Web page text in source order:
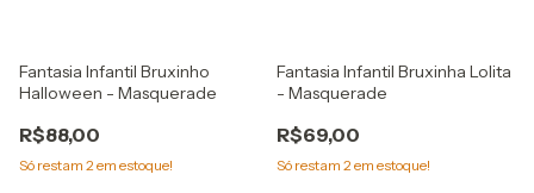
Fantasia Infantil Bruxinho
Halloween - Masquerade
R$88,00
Só restam 2em estoque!
Fantasia Infantil Bruxinha Lolita
- Masquerade
R$69,00
Só restam 2em estoque!